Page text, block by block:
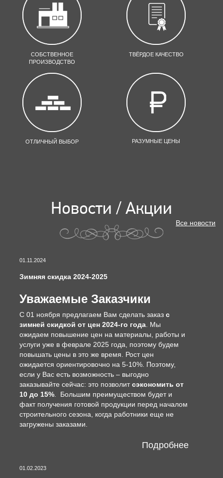
СОБСТВЕННОЕ
ПРОИЗВОДСТВО
ТВЁРДОЕ КАЧЕСТВО
ОТЛИЧНЫЙ ВЫБОР РАЗУМНЫЕ ЦЕНЫ
Новости / Акции
Все новости
01.11.2024
Зимняя скидка 2024-2025
Уважаемые Заказчики
С 01 ноября предлагаем Вам сделать заказ с
зимней скидкой от цен 2024-го года . Мы
ожидаем повышение цен на материалы, работы и
услуги уже в феврале 2025 года, поэтому будем
повышать цены в это же время. Рост цен
ожидается ориентировочно на 5-10%. Поэтому,
если у Вас есть возможность – выгодно
заказывайте сейчас: это позволитсэкономить от
10 до 15% . Большим преимуществом будет и
факт получения готовой продукции перед началом
строительного сезона, когда работники еще не
загружены заказами.
Подробнее
01.02.2023